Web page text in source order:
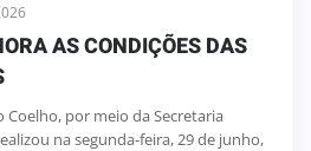
AS CONDIÇÕES DAS
Coelho, por meio da Secretaria
na segunda-feira, 29 de junho,